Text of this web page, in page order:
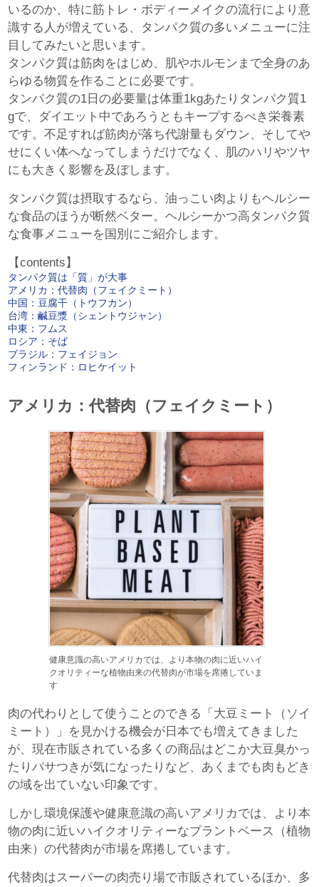
いるのか、特に筋トレ・ボディーメイクの流行により意
識する人が増えている、タンパク質の多いメニューに注
目してみたいと思います。
タンパク質は筋肉をはじめ、肌やホルモンまで全身のあ
らゆる物質を作ることに必要です。
タンパク質の1日の必要量は体重1kgあたりタンパク質1
gで、ダイエット中であろうともキープするべき栄養素
です。不足すれば筋肉が落ち代謝量もダウン、そしてや
せにくい体へなってしまうだけでなく、肌のハリやツヤ
にも大きく影響を及ぼします。
タンパク質は摂取するなら、油っこい肉よりもヘルシー
な食品のほうが断然ベター。ヘルシーかつ高タンパク質
な食事メニューを国別にご紹介します。
【contents】
タンパク質は「質」が大事
アメリカ：代替肉（フェイクミート）
中国：豆腐干（トウフカン）
台湾：鹹豆漿（シェントウジャン）
中東：フムス
ロシア：そば
ブラジル：フェイジョン
フィンランド：ロヒケイット
アメリカ：代替肉（フェイクミート）
健康意識の高いアメリカでは、より本物の肉に近いハイ
クオリティーな植物由来の代替肉が市場を席捲していま
す
肉の代わりとして使うことのできる「大豆ミート（ソイ
ミート）」を見かける機会が日本でも増えてきました
が、現在市販されている多くの商品はどこか大豆臭かっ
たりパサつきが気になったりなど、あくまでも肉もどき
の域を出ていない印象です。
しかし環境保護や健康意識の高いアメリカでは、より本
物の肉に近いハイクオリティーなプラントベース（植物
由来）の代替肉が市場を席捲しています。
代替肉はスーパーの肉売り場で市販されているほか、多